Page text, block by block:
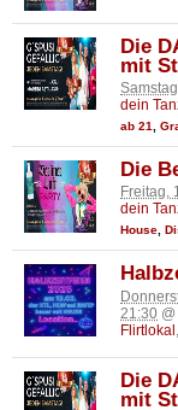
Die
mit
dein
ab 21
Die
Freitag,
dein
House,
21:30 @
Flirtlokal
Die
mit